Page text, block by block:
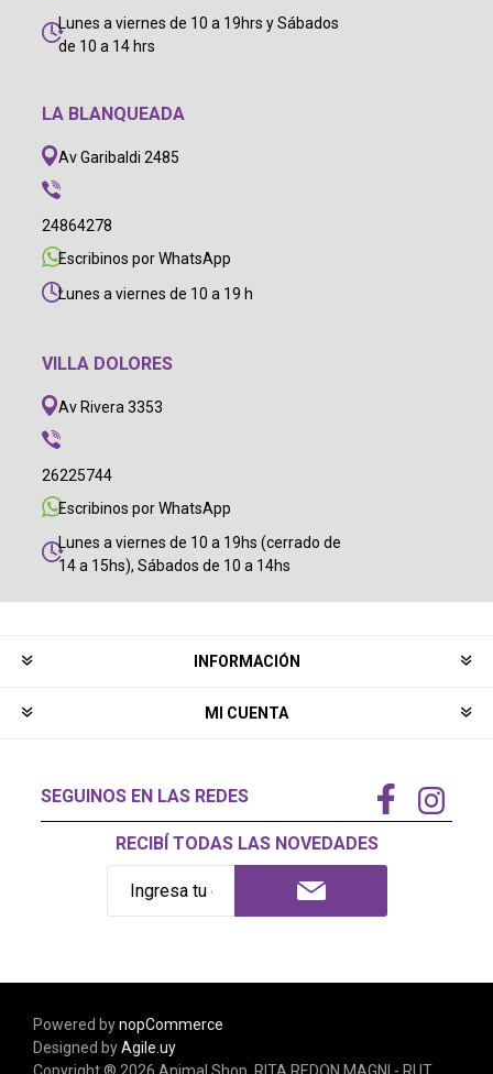
Lunes a viernes de 10 a 19hrs y Sábados
de 10 a 14 hrs
LA BLANQUEADA
Av Garibaldi 2485
24864278
Escribinos por WhatsApp
Lunes a viernes de 10 a 19 h
VILLA DOLORES
Av Rivera 3353
26225744
Escribinos por WhatsApp
Lunes a viernes de 10 a 19hs (cerrado de
14 a 15hs), Sábados de 10 a 14hs
INFORMACIÓN
MI CUENTA
SEGUINOS EN LAS REDES
RECIBÍ TODAS LAS NOVEDADES
Powered bynopCommerce
Designed byAgile.uy